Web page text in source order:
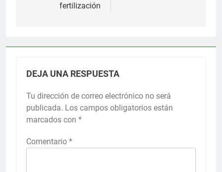
fertilización
DEJA UNA RESPUESTA
Tu dirección de correo electrónico no será
publicada. Los campos obligatorios están
marcados con *
Comentario *